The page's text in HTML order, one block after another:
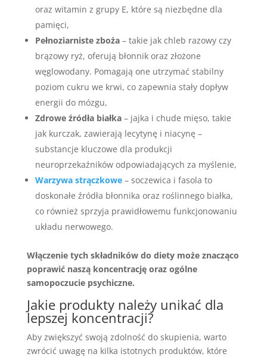
oraz witamin z grupy E, które są niezbędne dla
pamięci,
Pełnoziarniste zboża– takie jak chleb razowy czy
brązowy ryż, oferują błonnik oraz złożone
węglowodany. Pomagają one utrzymać stabilny
poziom cukru we krwi, co zapewnia stały dopływ
energii do mózgu,
Zdrowe źródła białka– jajka i chude mięso, takie
jak kurczak, zawierają lecytynę i niacynę –
substancje kluczowe dla produkcji
neuroprzekaźników odpowiadających za myślenie,
Warzywa strączkowe– soczewica i fasola to
doskonałe źródła błonnika oraz roślinnego białka,
co również sprzyja prawidłowemu funkcjonowaniu
układu nerwowego.
Włączenie tych składników do diety może znacząco
poprawić naszą koncentrację oraz ogólne
samopoczucie psychiczne.
Jakie produkty należy unikać dla
lepszej koncentracji?
Aby zwiększyć swoją zdolność do skupienia, warto
zwrócić uwagę na kilka istotnych produktów, które